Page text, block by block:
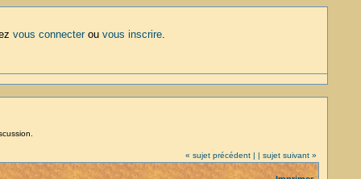
vous connecterou vous inscrire.
« sujet précédent | | sujet suivant »